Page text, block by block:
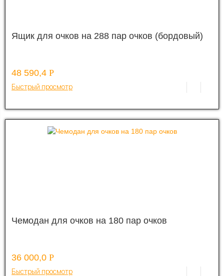
Ящик для очков на 288 пар очков (бордовый)
48 590,4 Р
Быстрый просмотр
Чемодан для очков на 180 пар очков
36 000,0 Р
Быстрый просмотр